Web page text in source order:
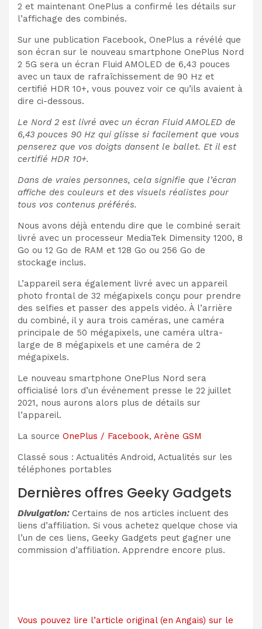
2 et maintenant OnePlus a confirmé les détails sur
l’affichage des combinés.
Sur une publication Facebook, OnePlus a révélé que
son écran sur le nouveau smartphone OnePlus Nord
2 5G sera un écran Fluid AMOLED de 6,43 pouces
avec un taux de rafraîchissement de 90 Hz et
certifié HDR 10+, vous pouvez voir ce qu’ils avaient à
dire ci-dessous.
Le Nord 2 est livré avec un écran Fluid AMOLED de
6,43 pouces 90 Hz qui glisse si facilement que vous
penserez que vos doigts dansent le ballet. Et il est
certifié HDR 10+.
Dans de vraies personnes, cela signifie que l’écran
affiche des couleurs et des visuels réalistes pour
tous vos contenus préférés.
Nous avons déjà entendu dire que le combiné serait
livré avec un processeur MediaTek Dimensity 1200, 8
Go ou 12 Go de RAM et 128 Go ou 256 Go de
stockage inclus.
L’appareil sera également livré avec un appareil
photo frontal de 32 mégapixels conçu pour prendre
des selfies et passer des appels vidéo. À l’arrière
du combiné, il y aura trois caméras, une caméra
principale de 50 mégapixels, une caméra ultra-
large de 8 mégapixels et une caméra de 2
mégapixels.
Le nouveau smartphone OnePlus Nord sera
officialisé lors d’un événement presse le 22 juillet
2021, nous aurons alors plus de détails sur
l’appareil.
La source OnePlus / Facebook, Arène GSM
Classé sous : Actualités Android, Actualités sur les
téléphones portables
Dernières offres Geeky Gadgets
Divulgation: Certains de nos articles incluent des
liens d’affiliation. Si vous achetez quelque chose via
l’un de ces liens, Geeky Gadgets peut gagner une
commission d’affiliation. Apprendre encore plus.
Vous pouvez lire l’article original (en Angais) sur le